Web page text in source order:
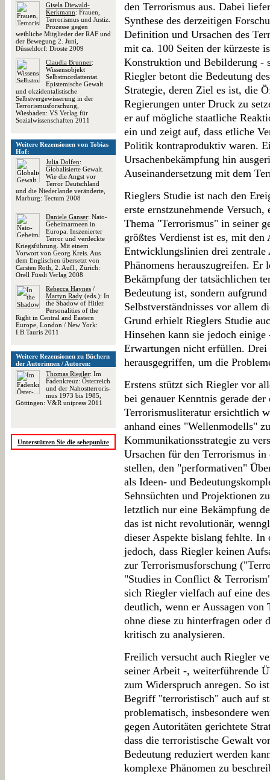
Gisela Diewald-
Kerkmann: Frauen,
Terrorismus und Justiz.
Prozesse gegen
weibliche Mitglieder der RAF und
der Bewegung 2. Juni,
Düsseldorf: Droste 2009
Claudia Brunner:
Wissensobjekt
Selbstmordattentat.
Epistemische Gewalt
und okzidentalistische
Selbstvergewisserung in der
Terrorismusforschung,
Wiesbaden: VS Verlag für
Sozialwissenschaften 2011
Weitere Rezensionen von Tobias
Hof:
Julia Dolfen:
Globalisierte Gewalt.
Wie die Angst vor
Terror Deutschland
und die Niederlande veränderte,
Marburg: Tectum 2008
Daniele Ganser: Nato-
Geheimarmeen in
Europa. Inszenierter
Terror und verdeckte
Kriegsführung. Mit einem
Vorwort von Georg Kreis. Aus
dem Englischen übersetzt von
Carsten Roth, 2. Aufl., Zürich:
Orell Füssli Verlag 2008
Rebecca Haynes /
Martyn Rady (eds.): In
the Shadow of Hitler.
Personalities of the
Right in Central and Eastern
Europe, London / New York:
I.B.Tauris 2011
Weitere Rezensionen zu Büchern
der Autorinnen / Autoren:
Thomas Riegler: Im
Fadenkreuz: Öster­reich
und der Nah­ost­ter­ro­ris­
mus 1973 bis 1985,
Göttingen: V&R unipress 2011
Unterstützen Sie die sehepunkte
den Terrorismus aus. Dabei
Synthese des derzeitigen
Definition und Ursachen des
mit ca. 100 Seiten der kürzeste
Konstruktion und Bebilderung -
Riegler betont die Bedeutung
Strategie, deren Ziel es ist, die
Regierungen unter Druck zu
er auf mögliche staatliche
ein und zeigt auf, dass etliche
Politik kontraproduktiv waren.
Ursachenbekämpfung hin
Auseinandersetzung mit dem
Rieglers Studie ist nach den
erste ernstzunehmende
Thema "Terrorismus" in seiner
größtes Verdienst ist es, mit
Entwicklungslinien drei zentrale
Phänomens herauszugreifen.
Bekämpfung der tatsächlichen
Bedeutung ist, sondern
Selbstverständnisses vor allem
Grund erhielt Rieglers Studie
Hinsehen kann sie jedoch
Erwartungen nicht erfüllen. Drei
herausgegriffen, um die
Erstens stützt sich Riegler vor
bei genauer Kenntnis gerade der
Terrorismusliteratur ersichtlich
anhand eines "Wellenmodells"
Kommunikationsstrategie zu
Ursachen für den Terrorismus
stellen, den "performativen"
als Ideen- und
Sehnsüchten und Projektionen
letztlich nur eine Bekämpfung
das ist nicht revolutionär,
dieser Aspekte bislang fehlte. In
jedoch, dass Riegler keinen
zur Terrorismusforschung
"Studies in Conflict &
sich Riegler vielfach auf eine
deutlich, wenn er Aussagen
ohne diese zu hinterfragen oder
kritisch zu analysieren.
Freilich versucht auch Riegler
seiner Arbeit -, weiterführende
zum Widerspruch anregen. So
Begriff "terroristisch" auch auf
problematisch, insbesondere
gegen Autoritäten gerichtete
dass die terroristische Gewalt
Bedeutung reduziert werden
komplexe Phänomen zu